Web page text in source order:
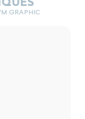
GRAPHIC